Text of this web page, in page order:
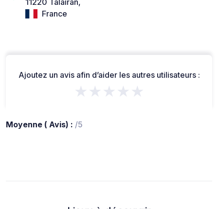
11220 Talairan,
France
Ajoutez un avis afin d’aider les autres utilisateurs :
★★★★★
Moyenne ( Avis) : /5